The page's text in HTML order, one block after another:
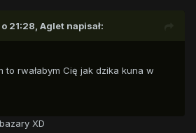
21:28, Aglet napisał:
to rwałabym Cię jak dzika kuna w
XD